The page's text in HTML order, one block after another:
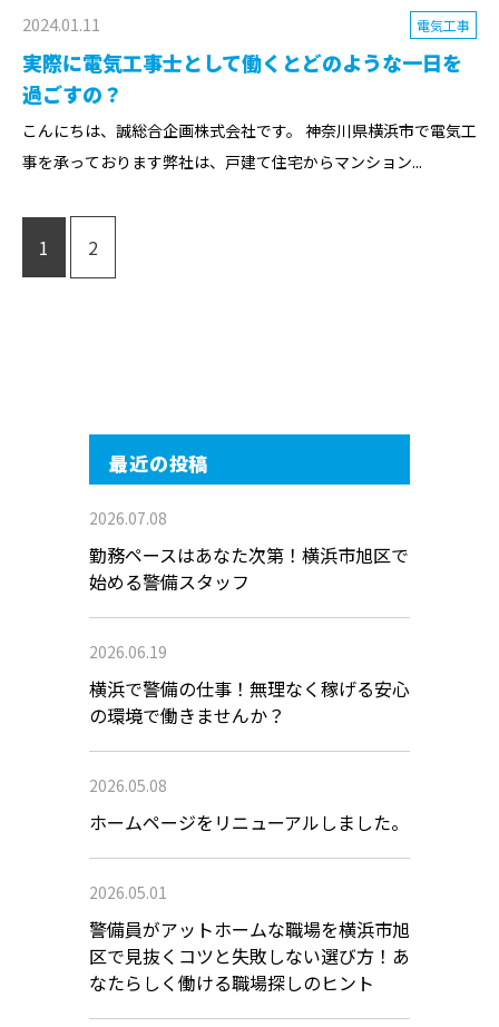
2024.01.11 電気工事
実際に電気工事士として働くとどのような一日を
過ごすの？
こんにちは、誠総合企画株式会社です。 神奈川県横浜市で電気工
事を承っております弊社は、戸建て住宅からマンション...
1 2
最近の投稿
2026.07.08
勤務ペースはあなた次第！横浜市旭区で
始める警備スタッフ
2026.06.19
横浜で警備の仕事！無理なく稼げる安心
の環境で働きませんか？
2026.05.08
ホームページをリニューアルしました。
2026.05.01
警備員がアットホームな職場を横浜市旭
区で見抜くコツと失敗しない選び方！あ
なたらしく働ける職場探しのヒント